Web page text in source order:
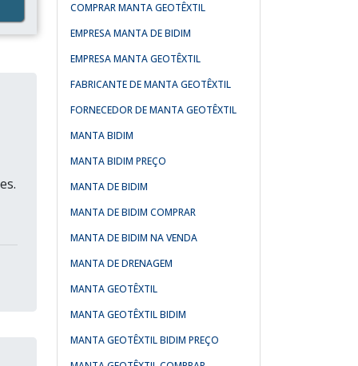
COMPRAR MANTA GEOTÊXTIL
EMPRESA MANTA DE BIDIM
EMPRESA MANTA GEOTÊXTIL
FABRICANTE DE MANTA GEOTÊXTIL
FORNECEDOR DE MANTA GEOTÊXTIL
MANTA BIDIM
MANTA BIDIM PREÇO
MANTA DE BIDIM
MANTA DE BIDIM COMPRAR
MANTA DE BIDIM NA VENDA
MANTA DE DRENAGEM
MANTA GEOTÊXTIL
MANTA GEOTÊXTIL BIDIM
MANTA GEOTÊXTIL BIDIM PREÇO